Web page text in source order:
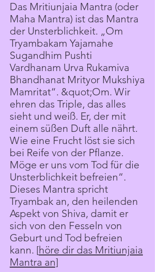
Das Mritiunjaia Mantra (oder
Maha Mantra) ist das Mantra
der Unsterblichkeit. „Om
Tryambakam Yajamahe
Sugandhim Pushti
Vardhanam Urva Rukamiva
Bhandhanat Mrityor Mukshiya
Mamritat“. &quot;Om. Wir
ehren das Triple, das alles
sieht und weiß. Er, der mit
einem süßen Duft alle nährt.
Wie eine Frucht löst sie sich
bei Reife von der Pflanze.
Möge er uns vom Tod für die
Unsterblichkeit befreien“.
Dieses Mantra spricht
Tryambak an, den heilenden
Aspekt von Shiva, damit er
sich von den Fesseln von
Geburt und Tod befreien
kann. [höre dir das Mritiunjaia
Mantra an]